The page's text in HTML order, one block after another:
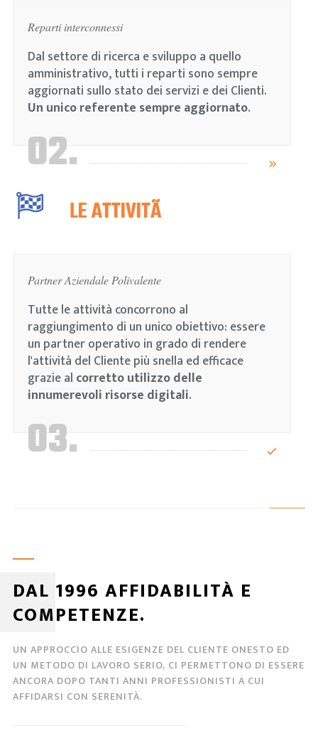
Reparti interconnessi
Dal settore di ricerca e sviluppo a quello
amministrativo, tutti i reparti sono sempre
aggiornati sullo stato dei servizi e dei Clienti.
Un unico referente sempre aggiornato.
02.
LE ATTIVITÃ
Partner Aziendale Polivalente
Tutte le attività concorrono al
raggiungimento di un unico obiettivo: essere
un partner operativo in grado di rendere
l'attività del Cliente più snella ed efficace
grazie al corretto utilizzo delle
innumerevoli risorse digitali.
03.
DAL 1996 AFFIDABILITÀ E
COMPETENZE.
UN APPROCCIO ALLE ESIGENZE DEL CLIENTE ONESTO ED
UN METODO DI LAVORO SERIO, CI PERMETTONO DI ESSERE
ANCORA DOPO TANTI ANNI PROFESSIONISTI A CUI
AFFIDARSI CON SERENITÀ.